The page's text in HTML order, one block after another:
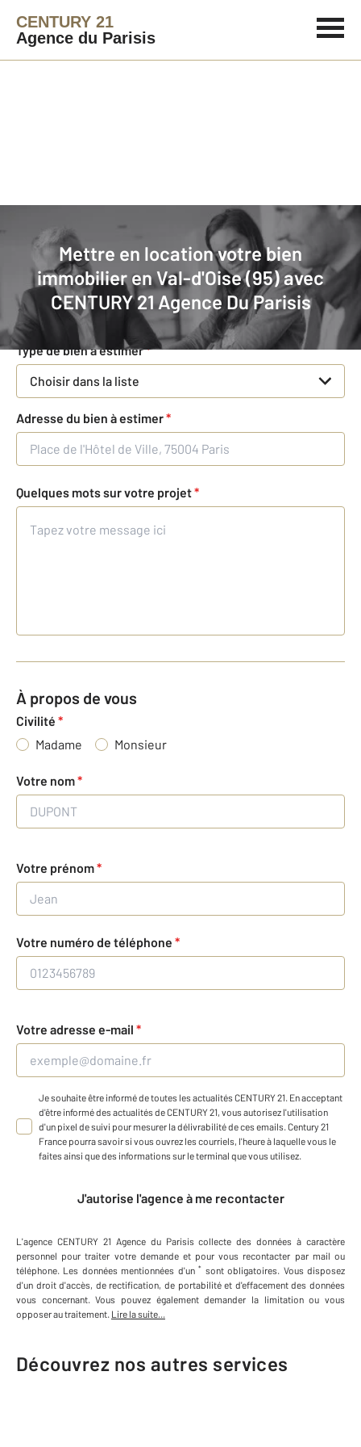
CENTURY 21
Agence du Parisis
Mettre en location votre bien
immobilier en Val-d'Oise (95) avec
CENTURY 21 Agence Du Parisis
Agence immobilière
Faites estimer gratuitement votre
bien en location
Concernant votre bien
Type de bien à estimer*
Choisir dans la liste
Adresse du bien à estimer*
Quelques mots sur votre projet*
À propos de vous
Civilité *
Madame
Monsieur
Votre nom*
Votre prénom*
Votre numéro de téléphone *
Votre adresse e-mail *
Je souhaite être informé de toutes les actualités CENTURY 21. En acceptant
d'être informé des actualités de CENTURY 21, vous autorisez l'utilisation
d'un pixel de suivi pour mesurer la délivrabilité de ces emails. Century 21
France pourra savoir si vous ouvrez les courriels, l'heure à laquelle vous le
faites ainsi que des informations sur le terminal que vous utilisez.
J'autorise l'agence à me recontacter
L'agence CENTURY 21 Agence du Parisis collecte des données à caractère
personnel pour traiter votre demande et pour vous recontacter par mail ou
téléphone. Les données mentionnées d'un * sont obligatoires. Vous disposez
d'un droit d'accès, de rectification, de portabilité et d'effacement des données
vous concernant. Vous pouvez également demander la limitation ou vous
opposer au traitement. Lire la suite...
Découvrez nos autres services